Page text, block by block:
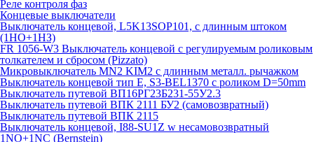
Реле контроля фаз
Концевые выключатели
Выключатель концевой, L5K13SOP101, с длинным штоком
(1НО+1НЗ)
FR 1056-W3 Выключатель концевой с регулируемым роликовым
толкателем и сбросом (Pizzato)
Микровыключатель MN2 KIM2 с длинным металл. рычажком
Выключатель концевой тип Е, S3-BEL1370 с роликом D=50mm
Выключатель путевой ВП16РГ23Б231-55У2.3
Выключатель путевой ВПК 2111 БУ2 (самовозвратный)
Выключатель путевой ВПК 2115
Выключатель концевой, I88-SU1Z w несамовозвратный
1NO+1NC (Bernstein)